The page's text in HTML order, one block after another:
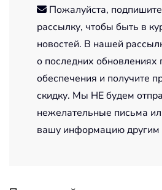
Пожалуйста,
рассылку, чтобы быть в
новостей. В нашей
о последних обновлениях
обеспечения и получите
скидку. Мы НЕ будем
нежелательные письма
вашу информацию другим